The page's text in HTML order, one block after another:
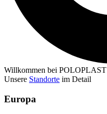
Willkommen bei POLOPLAST
Unsere Standorte im Detail
Europa